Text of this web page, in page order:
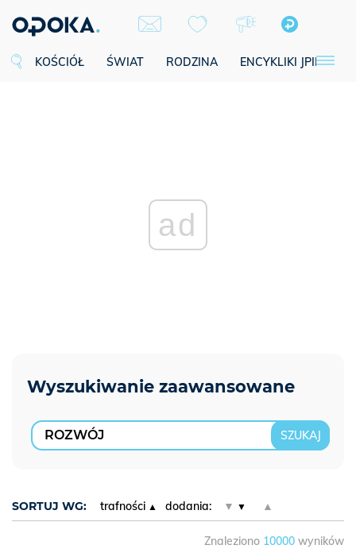
KOŚCIÓŁ ŚWIAT RODZINA ENCYKLIKI JPII
ad
SORTUJ WG: trafności dodania: ▼ ▲
Znaleziono 10000 wyników